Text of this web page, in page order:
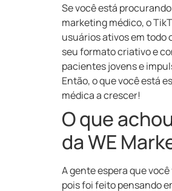
Se você está
marketing médico, o
usuários ativos em todo
seu formato criativo e
pacientes jovens e
Então, o que você está
médica a crescer!
O que
da WE
A gente espera que
pois foi feito pensando